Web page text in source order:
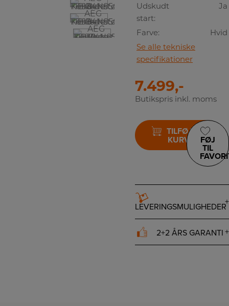
Udskudt
start:
Ja
Farve:
Hvid
Se alle tekniske
specifikationer
7.499,-
Butikspris inkl. moms
TILFØJ TIL
KURV
FØJ
TIL
LEVERINGSMULIGHEDER
2+2 ÅRS GARANTI